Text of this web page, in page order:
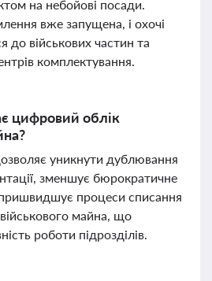
на небойові посади.
вже запущена, і охочі
до військових частин та
комплектування.
цифровий облік
уникнути дублювання
зменшує бюрократичне
процеси списання
майна, що
роботи підрозділів.